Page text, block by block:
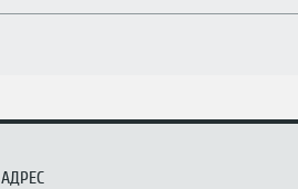
АДРЕС